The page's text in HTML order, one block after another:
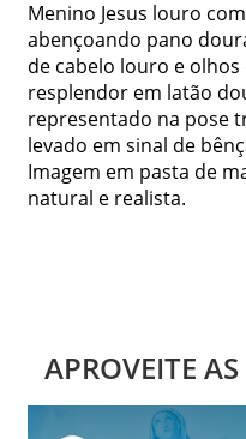
Menino Jesus louro
abençoando pano
de cabelo louro e
resplendor em latão
representado na pose
levado em sinal de
Imagem em pasta de
natural e realista.
APROVEITE